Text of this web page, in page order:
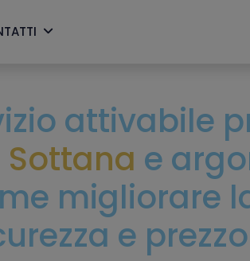
attivabile
Sottana e
migliorare
e prezzo